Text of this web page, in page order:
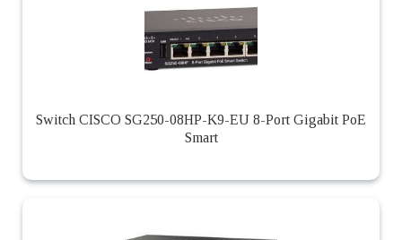
Switch CISCO SG250-08HP-K9-EU 8-Port Gigabit PoE
Smart